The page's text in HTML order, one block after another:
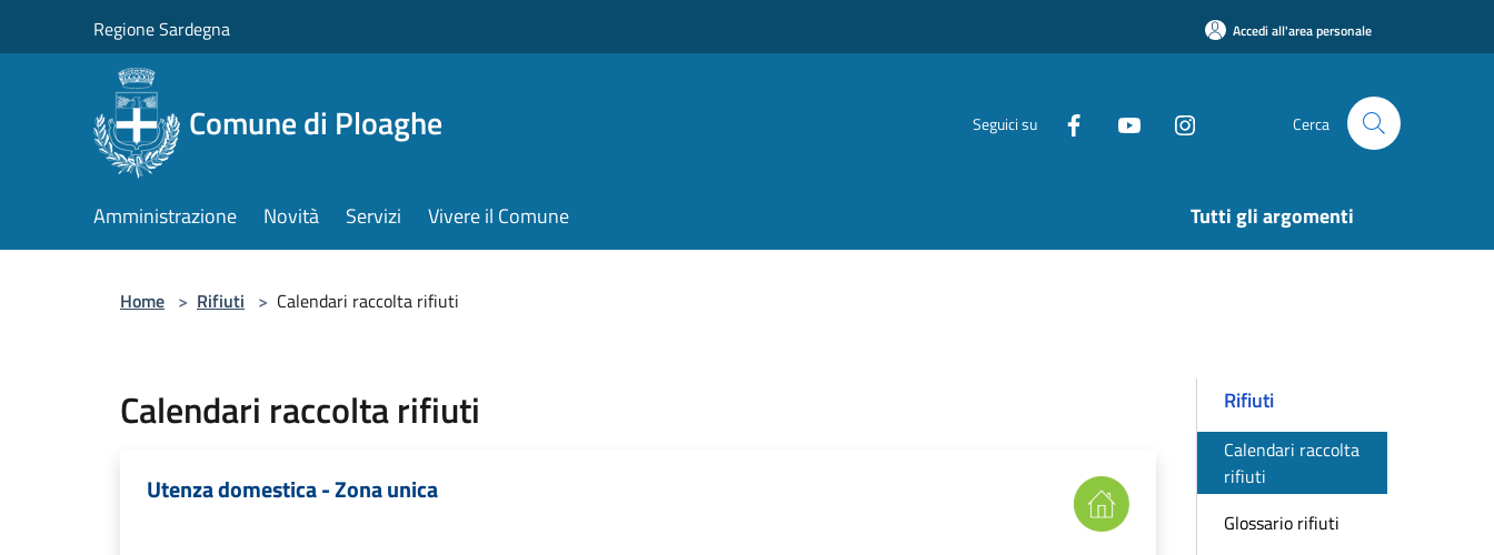
Regione Sardegna Accedi all'area personale
Comune di Ploaghe Seguici su Cerca
Amministrazione Novità Servizi Vivere il Comune Tutti gli argomenti
Home > Rifiuti > Calendari raccolta rifiuti
Calendari raccolta rifiuti
Utenza domestica - Zona unica
Rifiuti
Calendari raccolta
rifiuti
Glossario rifiuti